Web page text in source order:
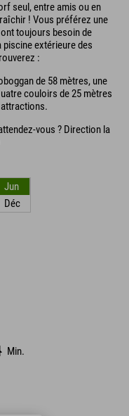
seul, entre amis ou en
! Vous préférez une
toujours besoin de
piscine extérieure des
:
de 58 mètres, une
couloirs de 25 mètres
vous ? Direction la
Jun
Déc
Min.